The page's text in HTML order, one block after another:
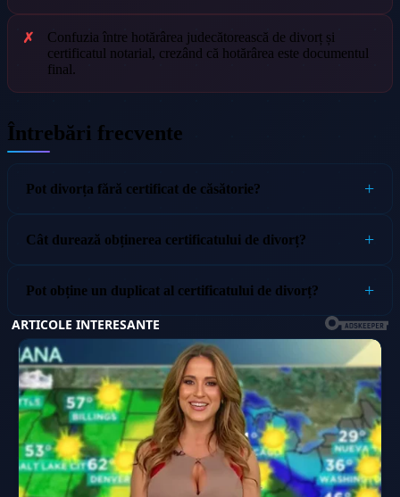
Confuzia între hotărârea judecătorească de divorț și
certificatul notarial, crezând că hotărârea este documentul
final.
Întrebări frecvente
Pot divorța fără certificat de căsătorie?
Cât durează obținerea certificatului de divorț?
Pot obține un duplicat al certificatului de divorț?